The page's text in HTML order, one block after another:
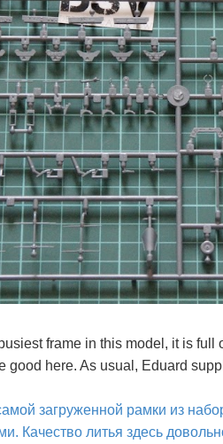
frame in this model, it is
good here. As usual, Eduard
загруженной рамки из
Качество литья здесь